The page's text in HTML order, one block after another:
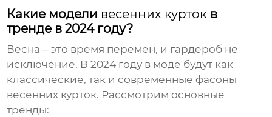
Какие модели весенних курток в
тренде в 2024 году?
Весна – это время перемен, и гардероб не
исключение. В 2024 году в моде будут как
классические, так и современные фасоны
весенних курток. Рассмотрим основные
тренды: